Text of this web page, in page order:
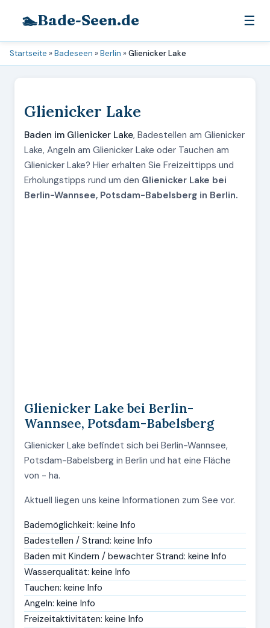
🏊Bade-Seen.de ☰
Startseite »Badeseen »Berlin »Glienicker Lake
Glienicker Lake
Baden im Glienicker Lake, Badestellen am Glienicker
Lake, Angeln am Glienicker Lake oder Tauchen am
Glienicker Lake? Hier erhalten Sie Freizeittipps und
Erholungstipps rund um den Glienicker Lake bei
Berlin-Wannsee, Potsdam-Babelsberg in Berlin.
Glienicker Lake bei Berlin-
Wannsee, Potsdam-Babelsberg
Glienicker Lake befindet sich bei Berlin-Wannsee,
Potsdam-Babelsberg in Berlin und hat eine Fläche
von - ha.
Aktuell liegen uns keine Informationen zum See vor.
Bademöglichkeit: keine Info
Badestellen / Strand: keine Info
Baden mit Kindern / bewachter Strand: keine Info
Wasserqualität: keine Info
Tauchen: keine Info
Angeln: keine Info
Freizeitaktivitäten: keine Info